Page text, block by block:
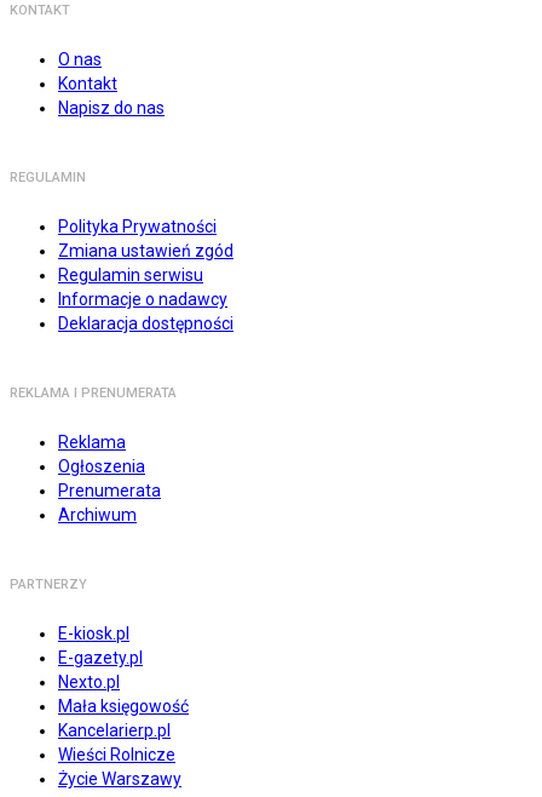
KONTAKT
O nas
Kontakt
Napisz do nas
REGULAMIN
Polityka Prywatności
Zmiana ustawień zgód
Regulamin serwisu
Informacje o nadawcy
Deklaracja dostępności
REKLAMA I PRENUMERATA
Reklama
Ogłoszenia
Prenumerata
Archiwum
PARTNERZY
E-kiosk.pl
E-gazety.pl
Nexto.pl
Mała księgowość
Kancelarierp.pl
Wieści Rolnicze
Życie Warszawy